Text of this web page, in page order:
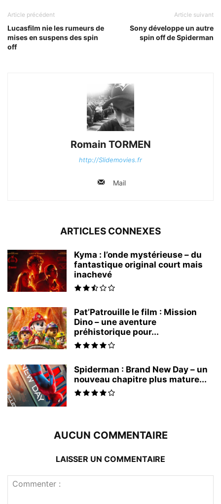
Article précédent
Lucasfilm nie les rumeurs de
mises en suspens des spin
off
Article suivant
Sony développe un autre
spin off de Spiderman
Romain TORMEN
http://Slidemovies.fr
Mail
ARTICLES CONNEXES
Kyma : l’onde mystérieuse – du
fantastique original court mais
inachevé
Pat’Patrouille le film : Mission
Dino – une aventure
préhistorique pour...
Spiderman : Brand New Day – un
nouveau chapitre plus mature...
AUCUN COMMENTAIRE
LAISSER UN COMMENTAIRE